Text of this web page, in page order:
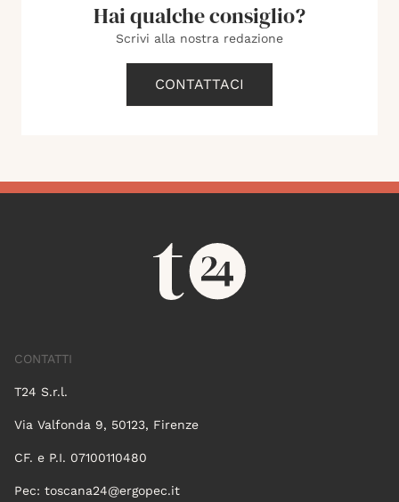
Hai qualche consiglio?
Scrivi alla nostra redazione
CONTATTACI
CONTATTI
T24 S.r.l.
Via Valfonda 9, 50123, Firenze
CF. e P.I. 07100110480
Pec: toscana24@ergopec.it